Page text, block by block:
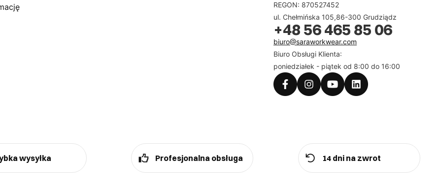
REGON: 870527452
ul. Chełmińska 105,86-300 Grudziądz
+48 56 465 85 06
biuro@saraworkwear.com
Biuro Obsługi Klienta:
poniedziałek - piątek od 8:00 do 16:00
wysyłka Profesjonalna obsługa 14 dni na zwrot